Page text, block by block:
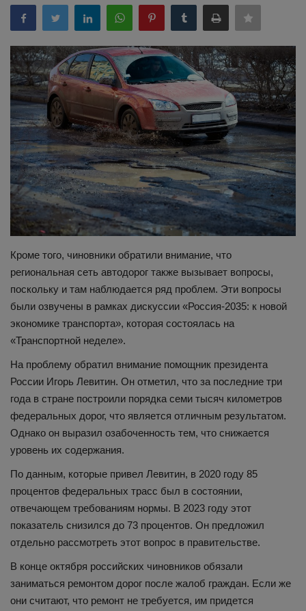
Здоровье
Наука и открытия
Кроме того, чиновники обратили внимание, что
региональная сеть автодорог также вызывает вопросы,
поскольку и там наблюдается ряд проблем. Эти вопросы
были озвучены в рамках дискуссии «Россия-2035: к новой
экономике транспорта», которая состоялась на
«Транспортной неделе».
На проблему обратил внимание помощник президента
России Игорь Левитин. Он отметил, что за последние три
года в стране построили порядка семи тысяч километров
федеральных дорог, что является отличным результатом.
Однако он выразил озабоченность тем, что снижается
уровень их содержания.
По данным, которые привел Левитин, в 2020 году 85
процентов федеральных трасс был в состоянии,
отвечающем требованиям нормы. В 2023 году этот
показатель снизился до 73 процентов. Он предложил
отдельно рассмотреть этот вопрос в правительстве.
В конце октября российских чиновников обязали
заниматься ремонтом дорог после жалоб граждан. Если же
они считают, что ремонт не требуется, им придется